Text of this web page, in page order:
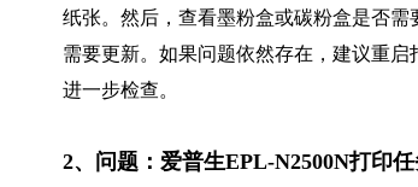
纸张。然后，查看墨粉盒或碳粉盒是否
需要更新。如果问题依然存在，建议重
进一步检查。
2、问题：爱普生EPL-N2500N打印